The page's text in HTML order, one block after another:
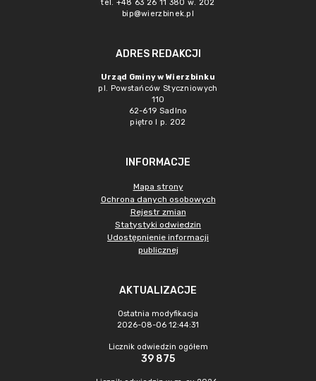
tel. +48 63 26 11 380 w. 202
bip@wierzbinek.pl
ADRES REDAKCJI
Urząd Gminy w Wierzbinku
pl. Powstańców Styczniowych
110
62-619 Sadlno
piętro I p. 202
INFORMACJE
Mapa strony
Ochrona danych osobowych
Rejestr zmian
Statystyki odwiedzin
Udostępnienie informacji
publicznej
AKTUALIZACJE
Ostatnia modyfikacja
2026-08-06 12:44:31
Licznik odwiedzin ogółem
39 875